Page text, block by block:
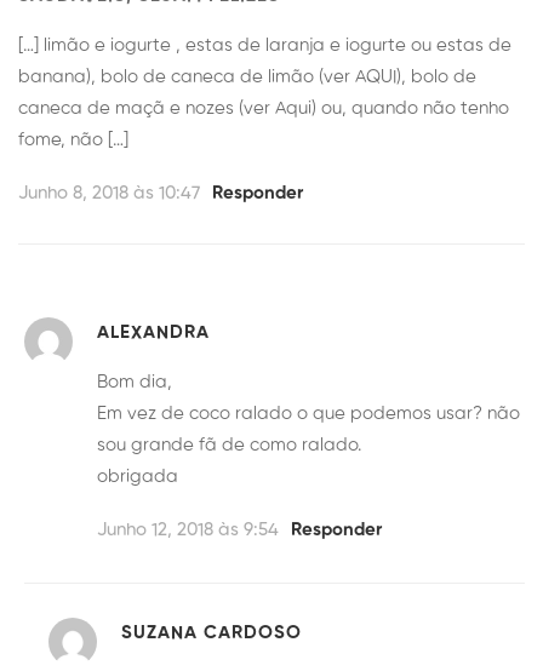
[…] limão e iogurte , estas de laranja e iogurte ou estas de
banana), bolo de caneca de limão (ver AQUI), bolo de
caneca de maçã e nozes (ver Aqui) ou, quando não tenho
fome, não […]
Junho 8, 2018 às 10:47 Responder
ALEXANDRA
Bom dia,
Em vez de coco ralado o que podemos usar? não
sou grande fã de como ralado.
obrigada
Junho 12, 2018 às 9:54 Responder
SUZANA CARDOSO